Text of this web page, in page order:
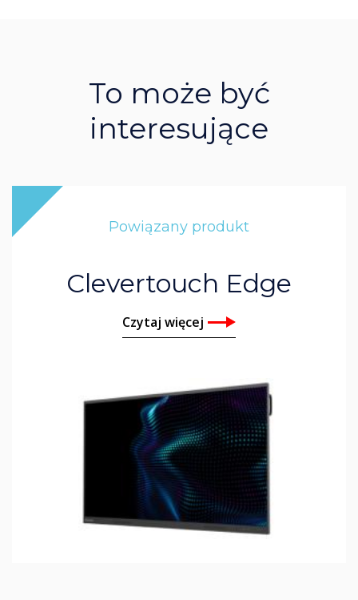
To może być
interesujące
Powiązany produkt
Clevertouch Edge
Czytaj więcej